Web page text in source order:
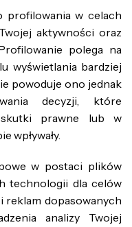
profilowania w celach
aktywności oraz
polega na
wyświetlania bardziej
powoduje ono jednak
decyzji, które
skutki prawne lub w
wpływały.
w postaci plików
technologii dla celów
reklam dopasowanych
analizy Twojej